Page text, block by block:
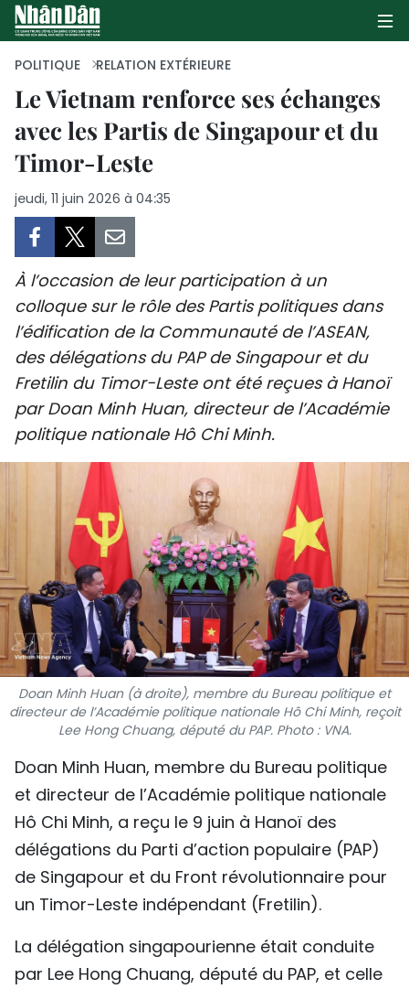
PAGE D'ACCUEIL
POLITIQUE
CULTURE
TOURISME
ENVIRONNEMENT
SPORT
FRANCOPHONIE
PAYS NATAL
INTERNATIONAL
MÉGASTORIE
INFOGRAPHIE
PHOTO
VIDÉO
À PROPOS DU "PEUPLE"
TIẾNG VIỆT
ENGLISH
РУССКИЙ
POLITIQUE RELATION EXTÉRIEURE
Le Vietnam renforce ses échanges
avec les Partis de Singapour et du
Timor-Leste
jeudi, 11 juin 2026 à 04:35
À l’occasion de leur participation à un
colloque sur le rôle des Partis politiques dans
l’édification de la Communauté de l’ASEAN,
des délégations du PAP de Singapour et du
Fretilin du Timor-Leste ont été reçues à Hanoï
par Doan Minh Huan, directeur de l’Académie
politique nationale Hô Chi Minh.
Doan Minh Huan (à droite), membre du Bureau politique et
directeur de l’Académie politique nationale Hô Chi Minh, reçoit
Lee Hong Chuang, député du PAP. Photo : VNA.
Doan Minh Huan, membre du Bureau politique
et directeur de l’Académie politique nationale
Hô Chi Minh, a reçu le 9 juin à Hanoï des
délégations du Parti d’action populaire (PAP)
de Singapour et du Front révolutionnaire pour
un Timor-Leste indépendant (Fretilin).
La délégation singapourienne était conduite
par Lee Hong Chuang, député du PAP, et celle